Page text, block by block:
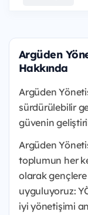
Argüden
Hakkında
Argüden
sürdürülebilir
güvenin
Argüden
toplumun her
olarak
uyguluyoruz:
iyi yönetişimi